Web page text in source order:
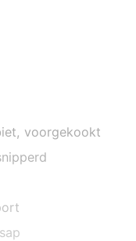
voorgekookt